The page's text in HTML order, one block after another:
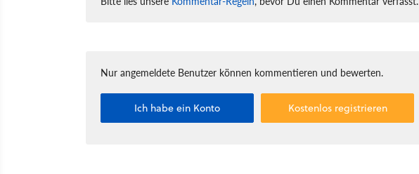
Nur angemeldete Benutzer können kommentieren und bewerten.
Ich habe ein Konto Kostenlos registrieren